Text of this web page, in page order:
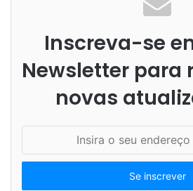
Inscreva-se
Newsletter para
novas
s